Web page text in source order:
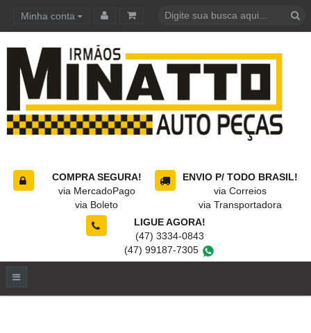
Minha conta
COMPRA SEGURA!
via MercadoPago
via Boleto
ENVIO P/ TODO BRASIL!
via Correios
via Transportadora
LIGUE AGORA!
(47) 3334-0843
(47) 99187-7305